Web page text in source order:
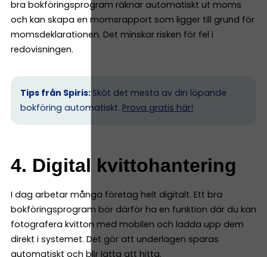
bra bokföringsprogram räknar automatiskt ut moms
och kan skapa en momsrapport som ligger till grund för
momsdeklarationen. Det minskar risken för fel i
redovisningen.
Tips från Spiris: Sköt det mesta av din löpande
bokföring automatiskt. Prova gratis här!
4. Digital kvittohantering
I dag arbetar många företag helt digitalt. Ett bra
bokföringsprogram bör därför ha en funktion där du kan
fotografera kvitton med mobilen och ladda upp dem
direkt i systemet. Det gör att underlagen sparas
automatiskt och blir lätta att hitta.